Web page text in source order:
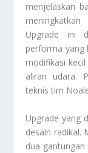
menjelaskan
Upgrade ini
performa yang
modifikasi kecil
aliran udara.
teknis tim
Upgrade yang
desain radikal.
dua